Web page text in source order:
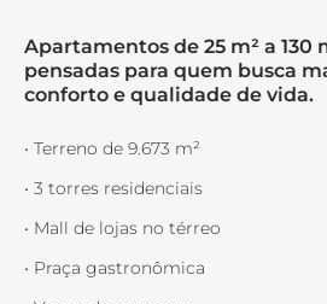
Apartamentos de 25 m² a 130
pensadas para quem busca
conforto e qualidade de vida.
• Terreno de 9.673 m²
• 3 torres residenciais
• Mall de lojas no térreo
• Praça gastronômica